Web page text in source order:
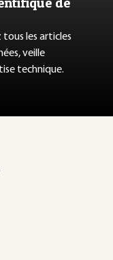
tous les articles
veille
technique.